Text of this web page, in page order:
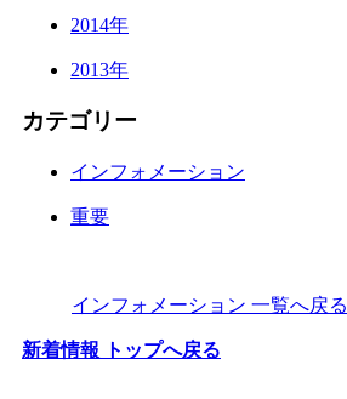
2014年
2013年
カテゴリー
インフォメーション
重要
インフォメーション 一覧へ戻る
新着情報 トップへ戻る